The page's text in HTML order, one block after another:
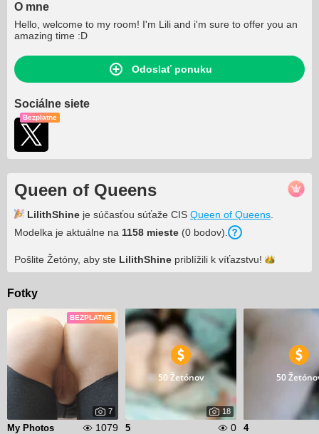
O mne
Hello, welcome to my room! I'm Lili and i'm sure to offer you an
amazing time :D
Odoslať ponuku
Sociálne siete
Bezplatne
Queen of Queens
LilithShine je súčasťou súťaže CIS Queen of Queens
Modelka je aktuálne na 1158 mieste (0 bodov).
Pošlite Žetóny, aby ste LilithShine priblížili k víťazstvu!
Fotky
BEZPLATNE
7
My Photos 1079
50 Žetónov
18
5 0
50
4